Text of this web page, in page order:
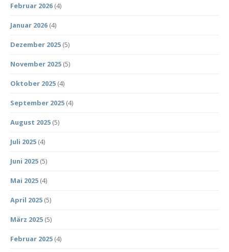
Februar 2026 (4)
Januar 2026 (4)
Dezember 2025 (5)
November 2025 (5)
Oktober 2025 (4)
September 2025 (4)
August 2025 (5)
Juli 2025 (4)
Juni 2025 (5)
Mai 2025 (4)
April 2025 (5)
März 2025 (5)
Februar 2025 (4)